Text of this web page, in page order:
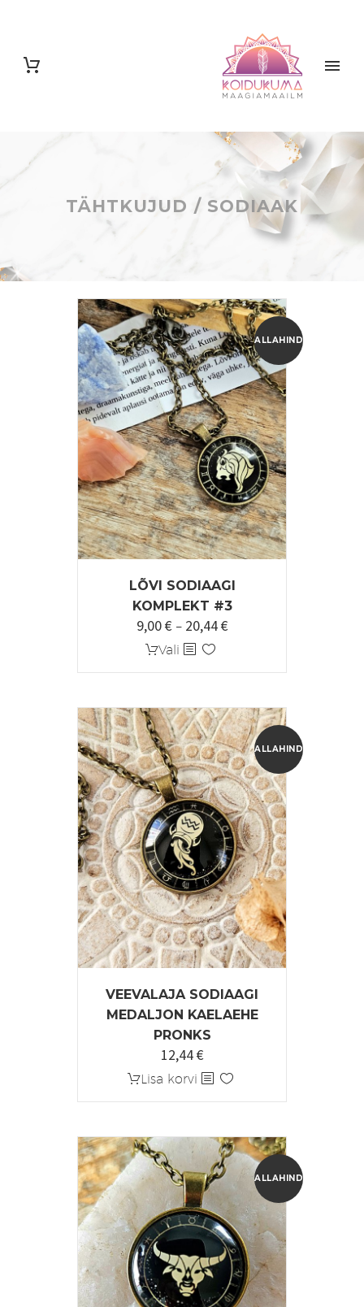
TÄHTKUJUD / SODIAAK
ALLAHINDLUS!
LÕVI SODIAAGI
KOMPLEKT #3
9,00€ – 20,44€Hinnavahemik:
Vali Sellel
tootel
mitu
varianti.
Valikuid
saab
teha
tootelehel.
ALLAHINDLUS!
VEEVALAJA SODIAAGI
MEDALJON KAELAEHE
PRONKS
Algne
hind
12,44€Praegune
hind
Lisa korvi
ALLAHINDLUS!